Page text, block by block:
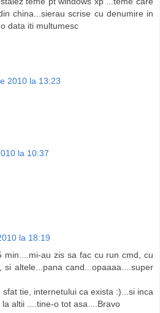
china...sierau scrise cu denumire in
data iti multumesc
2010 la 13:23
la 10:37
la 18:19
min....mi-au zis sa fac cu run cmd, cu
si altele...pana cand...opaaaa....super
tie, internetului ca exista :)...si inca
altii ....tine-o tot asa....Bravo